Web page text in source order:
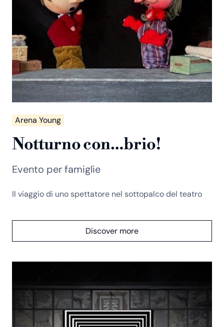
Arena Young
Notturno con…brio!
Evento per famiglie
Il viaggio di uno spettatore nel sottopalco del teatro
Discover more